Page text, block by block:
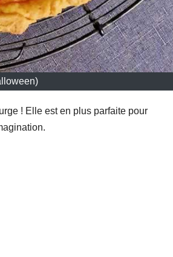
! Elle est en plus parfaite pour